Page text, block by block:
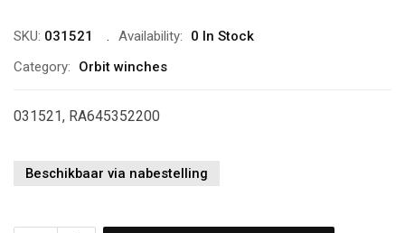
SKU: 031521 Availability:
0 In Stock
Category:
Orbit winches
031521, RA645352200
Beschikbaar via nabestelling